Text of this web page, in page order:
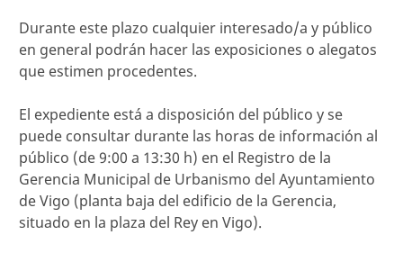
Durante este plazo cualquier interesado/a y público
en general podrán hacer las exposiciones o alegatos
que estimen procedentes.
El expediente está a disposición del público y se
puede consultar durante las horas de información al
público (de 9:00 a 13:30 h) en el Registro de la
Gerencia Municipal de Urbanismo del Ayuntamiento
de Vigo (planta baja del edificio de la Gerencia,
situado en la plaza del Rey en Vigo).